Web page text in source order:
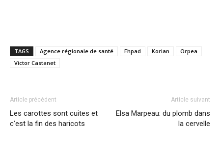
TAGS Agence régionale de santé Ehpad Korian
Orpea
Victor Castanet
Article précédent
Les carottes sont cuites et
c’est la fin des haricots
Article suivant
Elsa Marpeau: du plomb dans
la cervelle